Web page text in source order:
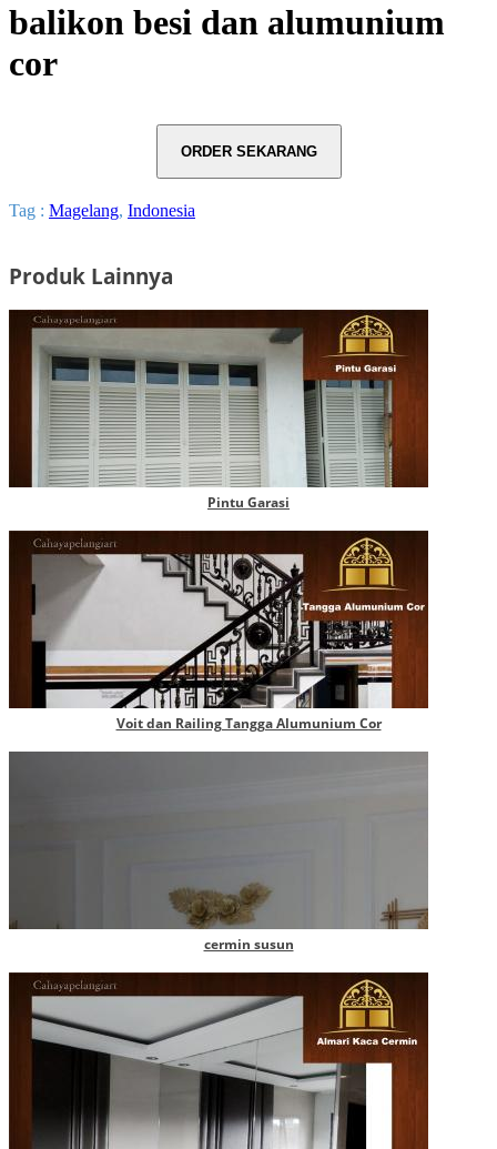
balikon besi dan alumunium
cor
Tag : Magelang, Indonesia
Produk Lainnya
Pintu Garasi
Voit dan Railing Tangga Alumunium Cor
cermin susun